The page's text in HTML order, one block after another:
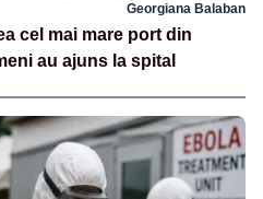
Georgiana Balaban
cel mai mare port din
au ajuns la spital